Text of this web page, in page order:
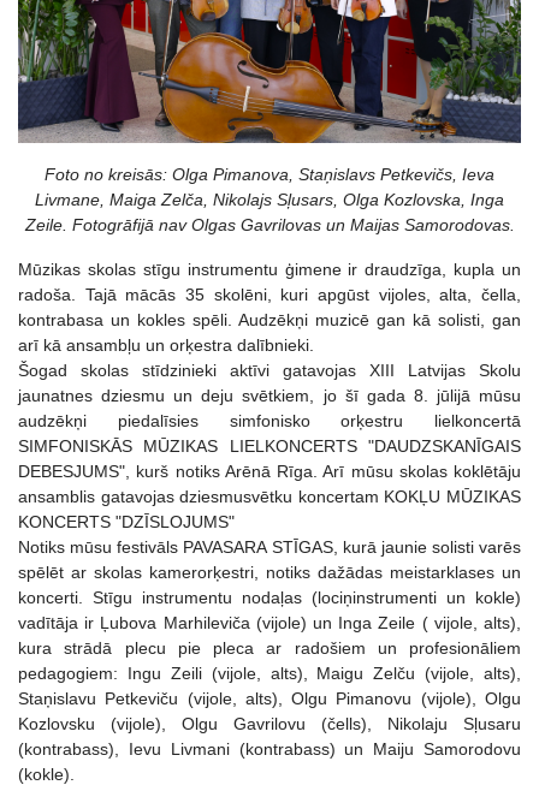
Foto no kreisās: Olga Pimanova, Staņislavs Petkevičs, Ieva
Livmane, Maiga Zelča, Nikolajs Sļusars, Olga Kozlovska, Inga
Zeile. Fotogrāfijā nav Olgas Gavrilovas un Maijas Samorodovas.
Mūzikas skolas stīgu instrumentu ģimene ir draudzīga, kupla un
radoša. Tajā mācās 35 skolēni, kuri apgūst vijoles, alta, čella,
kontrabasa un kokles spēli. Audzēkņi muzicē gan kā solisti, gan
arī kā ansambļu un orķestra dalībnieki.
Šogad skolas stīdzinieki aktīvi gatavojas XIII Latvijas Skolu
jaunatnes dziesmu un deju svētkiem, jo šī gada 8. jūlijā mūsu
audzēkņi piedalīsies simfonisko orķestru lielkoncertā
SIMFONISKĀS MŪZIKAS LIELKONCERTS "DAUDZSKANĪGAIS
DEBESJUMS", kurš notiks Arēnā Rīga. Arī mūsu skolas koklētāju
ansamblis gatavojas dziesmusvētku koncertam KOKĻU MŪZIKAS
KONCERTS "DZĪSLOJUMS"
Notiks mūsu festivāls PAVASARA STĪGAS, kurā jaunie solisti varēs
spēlēt ar skolas kamerorķestri, notiks dažādas meistarklases un
koncerti. Stīgu instrumentu nodaļas (lociņinstrumenti un kokle)
vadītāja ir Ļubova Marhileviča (vijole) un Inga Zeile ( vijole, alts),
kura strādā plecu pie pleca ar radošiem un profesionāliem
pedagogiem: Ingu Zeili (vijole, alts), Maigu Zelču (vijole, alts),
Staņislavu Petkeviču (vijole, alts), Olgu Pimanovu (vijole), Olgu
Kozlovsku (vijole), Olgu Gavrilovu (čells), Nikolaju Sļusaru
(kontrabass), Ievu Livmani (kontrabass) un Maiju Samorodovu
(kokle).